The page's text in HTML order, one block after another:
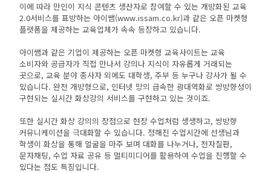
이에 따라 만인이 지식 콘텐츠 생산자로 참여할 수 있는 개방화된 교육
2.0서비스를 표방하는 아이쌤(www.issam.co.kr)과 같은 오픈 마켓형
플랫폼을 제공하는 교육업체가 속속 등장하고 있습니다.
아이쌤과 같은 기업이 제공하는 오픈 마켓형 교육사이트는 교육
소비자와 공급자가 직접 만나서 강의나 지식이 자유롭게 거래되는
곳으로, 교육 분야 종사자 외에도 대학생, 주부 등 누구나 강사가 될 수
있습니다. 완전 개방형으로, 인터넷 망의 급속한 광대역화로 쌍방향성이
구현되는 실시간 화상강의 서비스를 구현하고 있는 것이죠.
또한 실시간 화상 강의의 장점으로 현장 수업처럼 생생하고, 쌍방향
커뮤니케이션을 극대화할 수 있습니다. 정해진 수업시간에 선생님과
학생이 화상을 통해 얼굴을 마주 보며 대화를 나누거나, 전자칠판,
문자채팅, 수업 자료 공유 등 멀티미디어를 활용하여 수업을 진행할 수
있다는 점도 특징입니다.